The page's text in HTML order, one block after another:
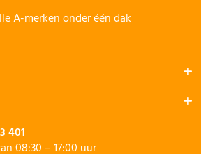
A-merken onder één dak
401
08:30 – 17:00 uur